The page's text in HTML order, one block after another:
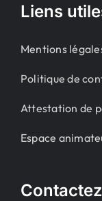
Liens
Mentions
Politique de
Attestation de
Espace